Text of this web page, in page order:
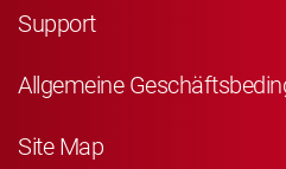
Support
Allgemeine
Site Map